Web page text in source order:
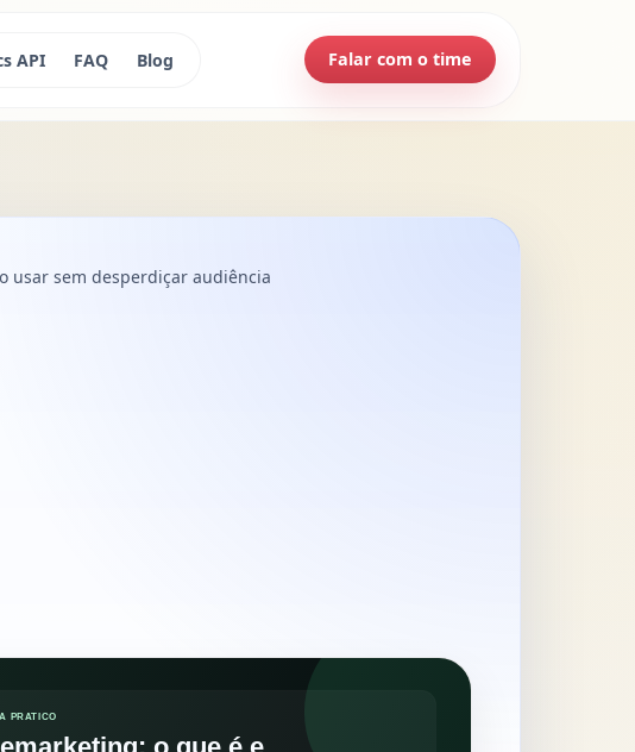
API FAQ Blog Falar com o time
usar sem desperdiçar audiência